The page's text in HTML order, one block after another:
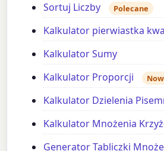
Sortuj Liczby
Polecane
Kalkulator pierwiastka
Kalkulator Sumy
Kalkulator Proporcji
Kalkulator Dzielenia
Kalkulator Mnożenia
Generator Tabliczki